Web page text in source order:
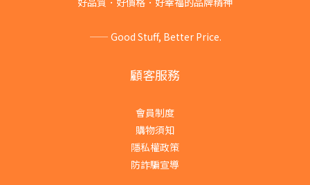
—— Good Stuff, Better Price.
顧客服務
會員制度
購物須知
隱私權政策
防詐騙宣導